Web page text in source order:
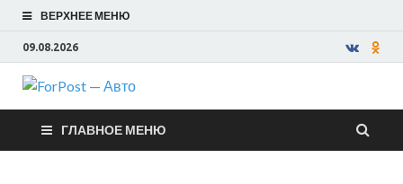
ВЕРХНЕЕ МЕНЮ
09.08.2026
ForPost —
Авто
ГЛАВНОЕ МЕНЮ